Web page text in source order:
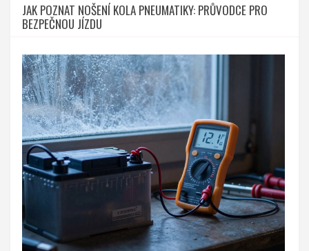
JAK POZNAT NOŠENÍ KOLA PNEUMATIKY: PRŮVODCE PRO
BEZPEČNOU JÍZDU